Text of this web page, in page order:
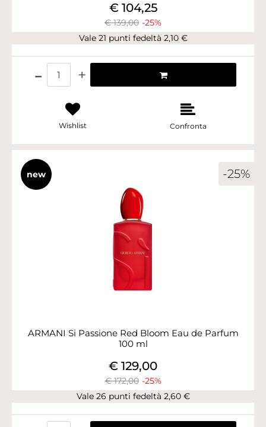
€ 139,00 -25%
€ 104,25
Vale 21 punti fedeltà 2,10 €
Wishlist Confronta
-25%
new
ARMANI Si Passione Red Bloom Eau de Parfum
100 ml
€ 172,00 -25%
€ 129,00
Vale 26 punti fedeltà 2,60 €